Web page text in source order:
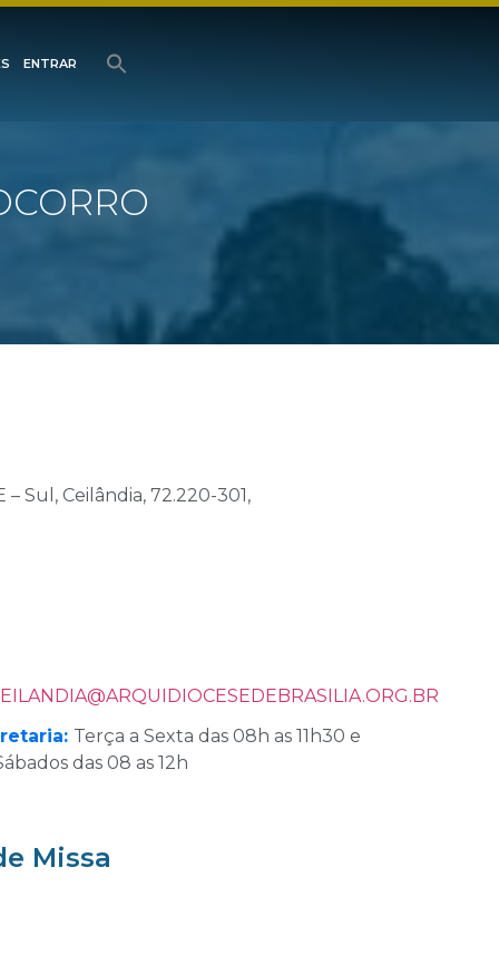
ENTRAR
– Sul, Ceilândia, 72.220-301,
@ARQUIDIOCESEDEBRASILIA.ORG.BR
Terça a Sexta das 08h as 11h30 e
das 08 as 12h
Missa